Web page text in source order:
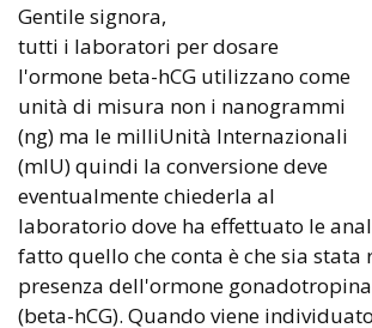
Gentile signora,
tutti i laboratori per dosare
l'ormone beta-hCG utilizzano come
unità di misura non i nanogrammi
(ng) ma le milliUnità Internazionali
(mlU) quindi la conversione deve
eventualmente chiederla al
laboratorio dove ha effettuato le
fatto quello che conta è che sia stata
presenza dell'ormone
(beta-hCG). Quando viene